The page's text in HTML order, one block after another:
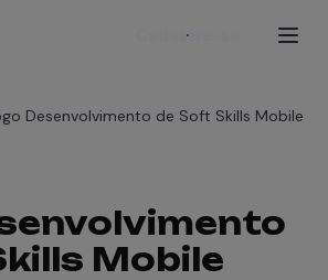
Cadastre-se
Desenvolvimento de Soft Skills Mobile
Mobile